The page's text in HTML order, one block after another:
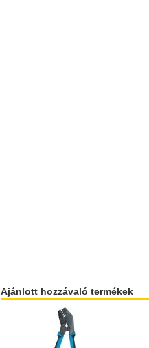
Ajánlott hozzávaló termékek